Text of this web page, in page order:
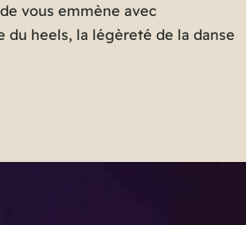
vous emmène avec
du heels, la légèreté de la danse